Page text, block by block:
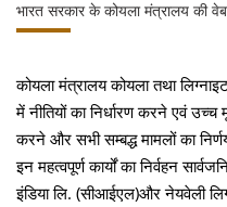
भारत सरकार के कोयला मंत्रालय की
कोयला मंत्रालय कोयला तथा
में नीतियों का निर्धारण करने एवं
करने और सभी सम्बद्ध मामलों का
इन महत्वपूर्ण कार्यों का निर्वहन
इंडिया लि. (सीआईएल)और नेयवेली